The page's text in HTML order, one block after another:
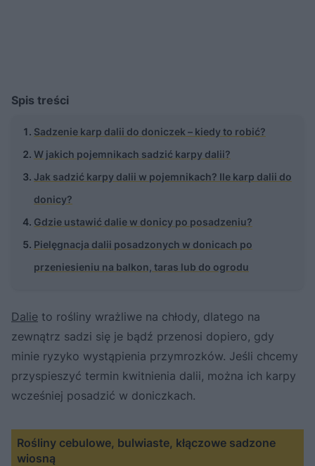
Spis treści
Sadzenie karp dalii do doniczek – kiedy to robić?
W jakich pojemnikach sadzić karpy dalii?
Jak sadzić karpy dalii w pojemnikach? Ile karp dalii do
donicy?
Gdzie ustawić dalie w donicy po posadzeniu?
Pielęgnacja dalii posadzonych w donicach po
przeniesieniu na balkon, taras lub do ogrodu
Dalie to rośliny wrażliwe na chłody, dlatego na
zewnątrz sadzi się je bądź przenosi dopiero, gdy
minie ryzyko wystąpienia przymrozków. Jeśli chcemy
przyspieszyć termin kwitnienia dalii, można ich karpy
wcześniej posadzić w doniczkach.
Rośliny cebulowe, bulwiaste, kłączowe sadzone
wiosną